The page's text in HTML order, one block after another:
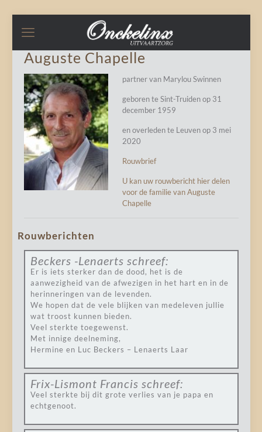
Auguste Chapelle
partner van Marylou Swinnen
geboren te Sint-Truiden op 31
december 1959
en overleden te Leuven op 3 mei
2020
Rouwbrief
U kan uw rouwbericht hier delen
voor de familie van Auguste
Chapelle
Rouwberichten
Beckers -Lenaerts schreef:
Er is iets sterker dan de dood, het is de
aanwezigheid van de afwezigen in het hart en in de
herinneringen van de levenden.
We hopen dat de vele blijken van medeleven jullie
wat troost kunnen bieden.
Veel sterkte toegewenst.
Met innige deelneming,
Hermine en Luc Beckers – Lenaerts Laar
Frix-Lismont Francis schreef:
Veel sterkte bij dit grote verlies van je papa en
echtgenoot.